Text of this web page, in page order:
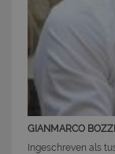
GIANMARCO
Ingeschreven als